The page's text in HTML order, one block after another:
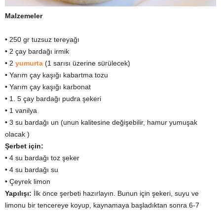
Malzemeler
• 250 gr tuzsuz tereyağı
• 2 çay bardağı irmik
• 2 yumurta (1 sarısı üzerine sürülecek)
• Yarım çay kaşığı kabartma tozu
• Yarım çay kaşığı karbonat
• 1. 5 çay bardağı pudra şekeri
• 1 vanilya
• 3 su bardağı un (unun kalitesine değişebilir, hamur yumuşak
olacak )
Şerbet için:
• 4 su bardağı toz şeker
• 4 su bardağı su
• Çeyrek limon
Yapılışı: İlk önce şerbeti hazırlayın. Bunun için şekeri, suyu ve
limonu bir tencereye koyup, kaynamaya başladıktan sonra 6-7